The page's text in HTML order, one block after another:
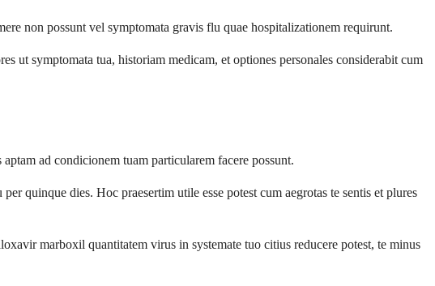
non possunt vel symptomata gravis flu quae hospitalizationem requirunt.
ut symptomata tua, historiam medicam, et optiones personales considerabit cum
ad condicionem tuam particularem facere possunt.
quinque dies. Hoc praesertim utile esse potest cum aegrotas te sentis et plures
marboxil quantitatem virus in systemate tuo citius reducere potest, te minus